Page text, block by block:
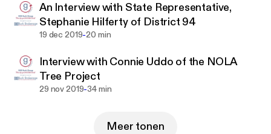
An Interview with State Representative,
Stephanie Hilferty of District 94
19 dec 2019-20 min
Interview with Connie Uddo of the NOLA
Tree Project
29 nov 2019-34 min
Meer tonen